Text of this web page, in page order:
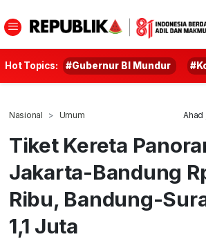
Hot Topics: #Gubernur BI Mundur
Nasional Umum Ahad
Tiket Kereta
Jakarta-Bandung
Ribu, Bandung-
1,1 Juta